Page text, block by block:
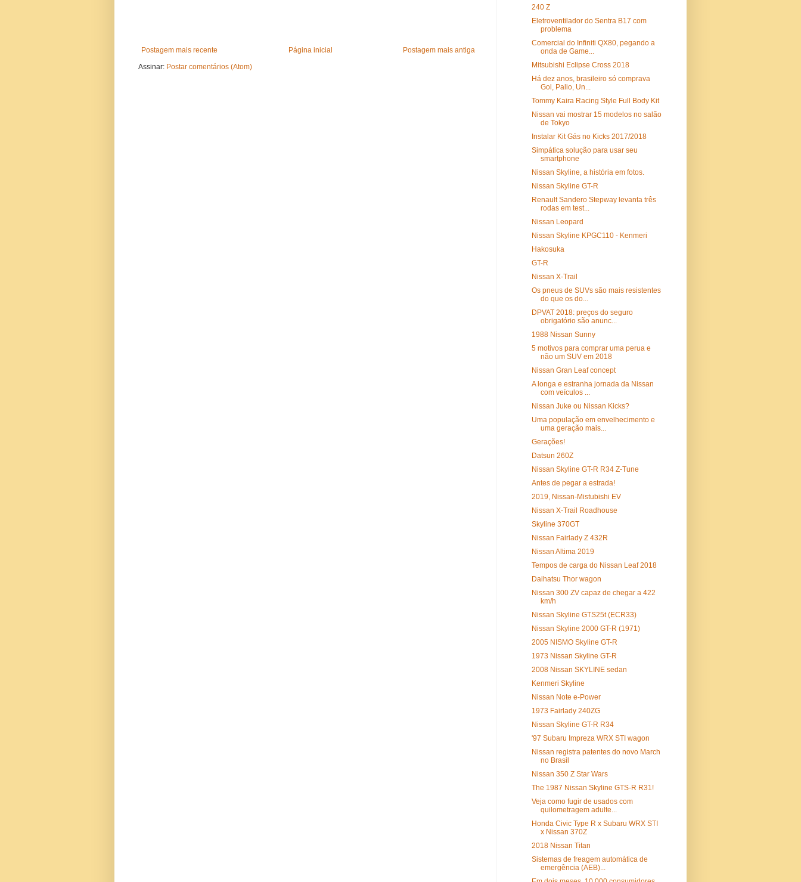
Postagem mais recente Postagem mais antiga
Página inicial
Assinar: Postar comentários (Atom)
240 Z
Eletroventilador do Sentra B17 com
problema
Comercial do Infiniti QX80, pegando a
onda de Game...
Mitsubishi Eclipse Cross 2018
Há dez anos, brasileiro só comprava
Gol, Palio, Un...
Tommy Kaira Racing Style Full Body Kit
Nissan vai mostrar 15 modelos no salão
de Tokyo
Instalar Kit Gás no Kicks 2017/2018
Simpática solução para usar seu
smartphone
Nissan Skyline, a história em fotos.
Nissan Skyline GT-R
Renault Sandero Stepway levanta três
rodas em test...
Nissan Leopard
Nissan Skyline KPGC110 - Kenmeri
Hakosuka
GT-R
Nissan X-Trail
Os pneus de SUVs são mais resistentes
do que os do...
DPVAT 2018: preços do seguro
obrigatório são anunc...
1988 Nissan Sunny
5 motivos para comprar uma perua e
não um SUV em 2018
Nissan Gran Leaf concept
A longa e estranha jornada da Nissan
com veículos ...
Nissan Juke ou Nissan Kicks?
Uma população em envelhecimento e
uma geração mais...
Gerações!
Datsun 260Z
Nissan Skyline GT-R R34 Z-Tune
Antes de pegar a estrada!
2019, Nissan-Mistubishi EV
Nissan X-Trail Roadhouse
Skyline 370GT
Nissan Fairlady Z 432R
Nissan Altima 2019
Tempos de carga do Nissan Leaf 2018
Daihatsu Thor wagon
Nissan 300 ZV capaz de chegar a 422
km/h
Nissan Skyline GTS25t (ECR33)
Nissan Skyline 2000 GT-R (1971)
2005 NISMO Skyline GT-R
1973 Nissan Skyline GT-R
2008 Nissan SKYLINE sedan
Kenmeri Skyline
Nissan Note e-Power
1973 Fairlady 240ZG
Nissan Skyline GT-R R34
'97 Subaru Impreza WRX STI wagon
Nissan registra patentes do novo March
no Brasil
Nissan 350 Z Star Wars
The 1987 Nissan Skyline GTS-R R31!
Veja como fugir de usados com
quilometragem adulte...
Honda Civic Type R x Subaru WRX STI
x Nissan 370Z
2018 Nissan Titan
Sistemas de freagem automática de
emergência (AEB)...